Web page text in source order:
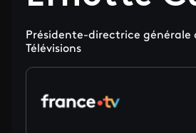
Présidente-directrice générale
Télévisions